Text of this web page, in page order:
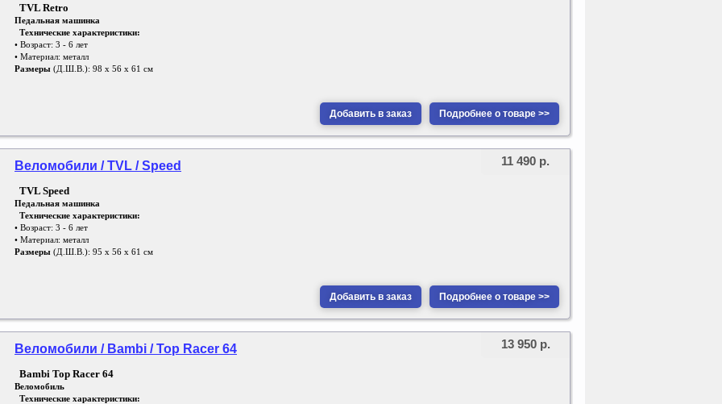
TVL Retro
Педальная машинка
Технические характеристики:
• Возраст: 3 - 6 лет
• Материал: металл
Размеры (Д.Ш.В.): 98 х 56 х 61 см
Добавить в заказ Подробнее о товаре >>
Веломобили / TVL / Speed
TVL Speed
Педальная машинка
Технические характеристики:
• Возраст: 3 - 6 лет
• Материал: металл
Размеры (Д.Ш.В.): 95 х 56 х 61 см
Добавить в заказ Подробнее о товаре >>
11 490 р.
Веломобили / Bambi / Top Racer 64
Bambi Top Racer 64
Веломобиль
Технические характеристики:
13 950 р.